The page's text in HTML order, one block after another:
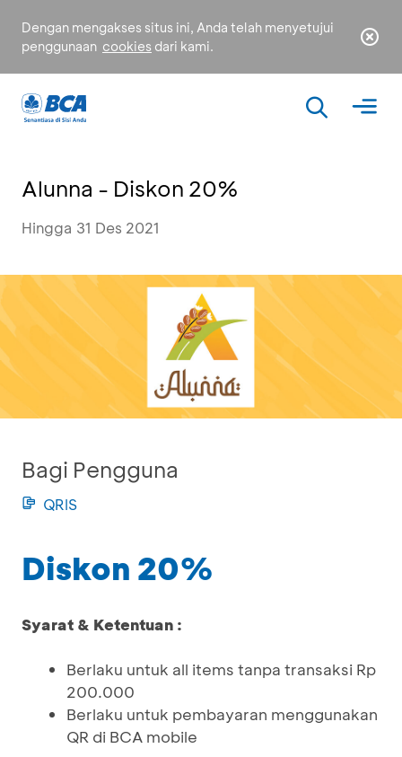
Dengan mengakses situs ini, Anda telah menyetujui
penggunaan cookies dari kami.
Alunna - Diskon 20%
Hingga 31 Des 2021
Bagi Pengguna
QRIS
Diskon 20%
Syarat & Ketentuan :
Berlaku untuk all items tanpa transaksi Rp
200.000
Berlaku untuk pembayaran menggunakan
QR di BCA mobile